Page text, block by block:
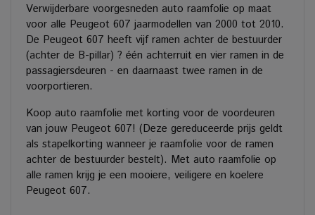
Verwijderbare voorgesneden auto raamfolie op maat
voor alle Peugeot 607 jaarmodellen van 2000 tot 2010.
De Peugeot 607 heeft vijf ramen achter de bestuurder
(achter de B-pillar) ? één achterruit en vier ramen in de
passagiersdeuren - en daarnaast twee ramen in de
voorportieren.
Koop auto raamfolie met korting voor de voordeuren
van jouw Peugeot 607! (Deze gereduceerde prijs geldt
als stapelkorting wanneer je raamfolie voor de ramen
achter de bestuurder bestelt). Met auto raamfolie op
alle ramen krijg je een mooiere, veiligere en koelere
Peugeot 607.